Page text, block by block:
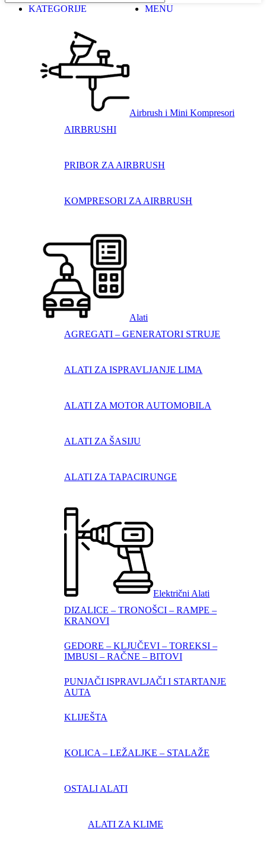
MENU
KATEGORIJE
Airbrush i Mini Kompresori
AIRBRUSHI
PRIBOR ZA AIRBRUSH
KOMPRESORI ZA AIRBRUSH
Alati
AGREGATI – GENERATORI STRUJE
ALATI ZA ISPRAVLJANJE LIMA
ALATI ZA MOTOR AUTOMOBILA
ALATI ZA ŠASIJU
ALATI ZA TAPACIRUNGE
Električni Alati
DIZALICE – TRONOŠCI – RAMPE –
KRANOVI
GEDORE – KLJUČEVI – TOREKSI –
IMBUSI – RAČNE – BITOVI
PUNJAČI ISPRAVLJAČI I STARTANJE
AUTA
KLIJEŠTA
KOLICA – LEŽALJKE – STALAŽE
OSTALI ALATI
ALATI ZA KLIME